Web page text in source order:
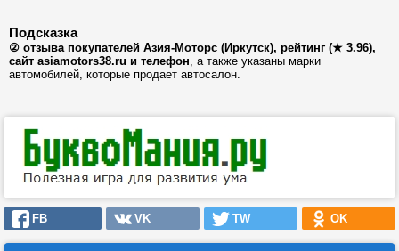
Подсказка
② отзыва покупателей Азия-Моторс (Иркутск), рейтинг (★ 3.96),
сайт asiamotors38.ru и телефон, а также указаны марки
автомобилей, которые продает автосалон.
FB VK TW OK